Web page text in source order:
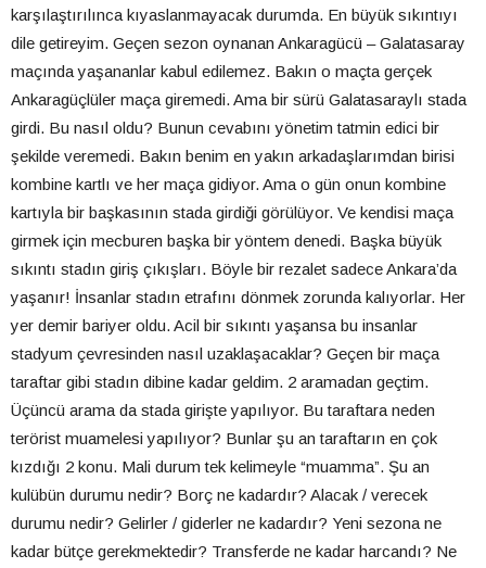
karşılaştırılınca kıyaslanmayacak durumda. En büyük sıkıntıyı
dile getireyim. Geçen sezon oynanan Ankaragücü – Galatasaray
maçında yaşananlar kabul edilemez. Bakın o maçta gerçek
Ankaragüçlüler maça giremedi. Ama bir sürü Galatasaraylı stada
girdi. Bu nasıl oldu? Bunun cevabını yönetim tatmin edici bir
şekilde veremedi. Bakın benim en yakın arkadaşlarımdan birisi
kombine kartlı ve her maça gidiyor. Ama o gün onun kombine
kartıyla bir başkasının stada girdiği görülüyor. Ve kendisi maça
girmek için mecburen başka bir yöntem denedi. Başka büyük
sıkıntı stadın giriş çıkışları. Böyle bir rezalet sadece Ankara’da
yaşanır! İnsanlar stadın etrafını dönmek zorunda kalıyorlar. Her
yer demir bariyer oldu. Acil bir sıkıntı yaşansa bu insanlar
stadyum çevresinden nasıl uzaklaşacaklar? Geçen bir maça
taraftar gibi stadın dibine kadar geldim. 2 aramadan geçtim.
Üçüncü arama da stada girişte yapılıyor. Bu taraftara neden
terörist muamelesi yapılıyor? Bunlar şu an taraftarın en çok
kızdığı 2 konu. Mali durum tek kelimeyle “muamma”. Şu an
kulübün durumu nedir? Borç ne kadardır? Alacak / verecek
durumu nedir? Gelirler / giderler ne kadardır? Yeni sezona ne
kadar bütçe gerekmektedir? Transferde ne kadar harcandı? Ne